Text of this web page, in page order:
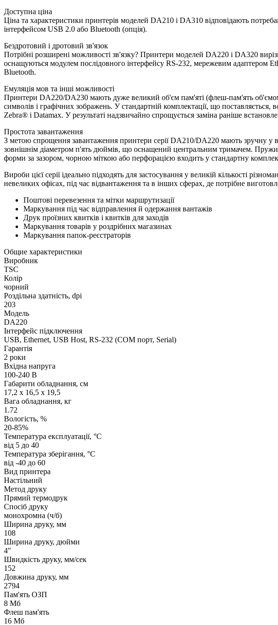
Доступна ціна
Ціна та характеристики принтерів моделей DA210 і DA310 відповідають
інтерфейсом USB 2.0 або Bluetooth (опція).
Бездротовий і дротовий зв'язок
Потрібні розширені можливості зв'язку? Принтери моделей DA220 і DA320
оснащуються модулем послідовного інтерфейсу RS-232, мережевим адаптером
Bluetooth.
Емуляція мов та інші можливості
Принтери DA220/DA230 мають дуже великий об'єм пам'яті (флеш-пам'ять
символів і графічних зображень. У стандартній комплектації, що
Zebra® і Datamax. У результаті надзвичайно спрощується заміна раніше
Простота завантаження
З метою спрощення завантаження принтери серії DA210/DA220 мають зручну у
зовнішнім діаметром п'ять дюймів, що оснащений центральним тримачем.
форми за зазором, чорною міткою або перфорацією входить у стандартну
Вироби цієї серії ідеально підходять для застосування у великій кількості
невеликих офісах, під час відвантаження та в інших сферах, де потрібне
Поштові перевезення та мітки маршрутизації
Маркування під час відправлення й одержання вантажів
Друк проїзних квитків і квитків для заходів
Маркування товарів у роздрібних магазинах
Маркування папок-реєстраторів
Общие характеристики
Виробник
TSC
Колір
чорний
Роздільна здатність, dpi
203
Модель
DA220
Інтерфейс підключення
USB, Ethernet, USB Host, RS-232 (COM порт, Serial)
Гарантія
2 роки
Вхідна напруга
100-240 В
Габарити обладнання, см
17,2 x 16,5 x 19,5
Вага обладнання, кг
1.72
Вологість, %
20-85%
Температура експлуатації, °C
від 5 до 40
Температура зберігання, °C
від -40 до 60
Вид принтера
Настільний
Метод друку
Прямий термодрук
Спосіб друку
монохромна (ч/б)
Ширина друку, мм
108
Ширина друку, дюйми
4″
Швидкість друку, мм/сек
152
Довжина друку, мм
2794
Пам'ять ОЗП
8 Мб
Флеш пам'ять
16 Мб